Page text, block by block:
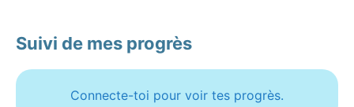
Suivi de mes progrès
Connecte-toi pour voir tes progrès.